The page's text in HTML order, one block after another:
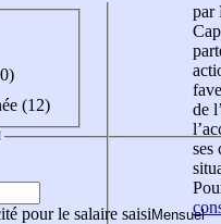
(12)
pour le salaire saisi
par
de
ses